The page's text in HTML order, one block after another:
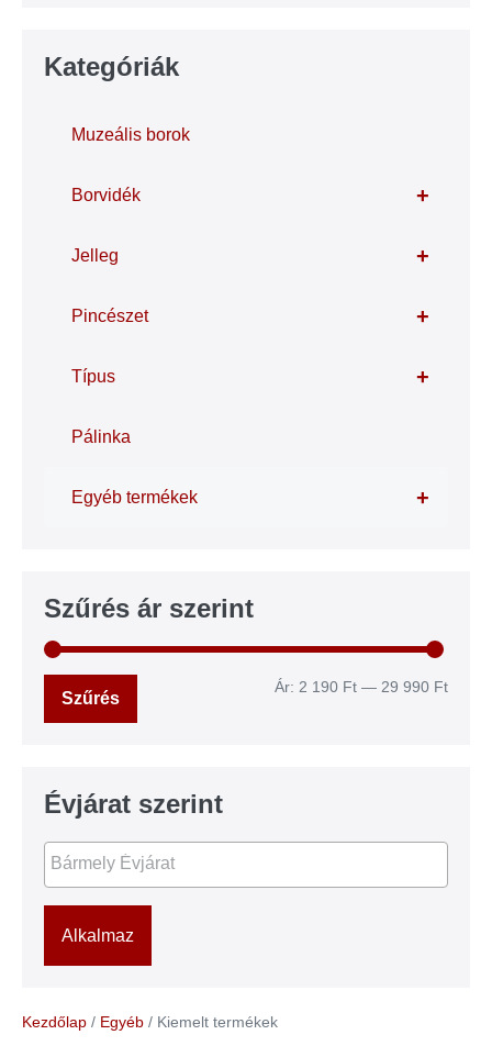
Kategóriák
Muzeális borok
+
Borvidék
+
Jelleg
+
Pincészet
+
Típus
Pálinka
+
Egyéb termékek
Szűrés ár szerint
Szűrés
Ár: 2 190 Ft — 29 990 Ft
Évjárat szerint
Alkalmaz
Kezdőlap / Egyéb / Kiemelt termékek